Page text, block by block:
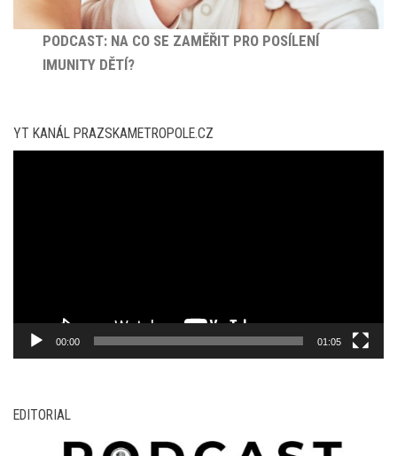
PODCAST: NA CO SE ZAMĚŘIT PRO POSÍLENÍ
IMUNITY DĚTÍ?
YT KANÁL PRAZSKAMETROPOLE.CZ
00:00 01:05
EDITORIAL